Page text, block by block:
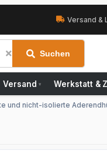
Versand &
Suchen
Versand ▾ Werkstatt &
und nicht-isolierte